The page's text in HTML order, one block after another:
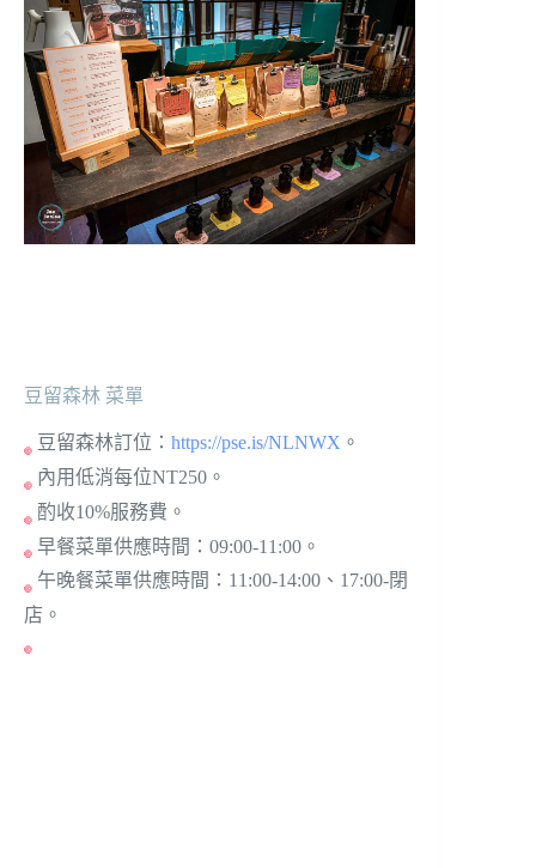
豆留森林 菜單
豆留森林訂位： https://pse.is/NLNWX 。
內用低消每位NT250。
酌收10%服務費。
早餐菜單供應時間：09:00-11:00。
午晚餐菜單供應時間：11:00-14:00、17:00-閉
店。